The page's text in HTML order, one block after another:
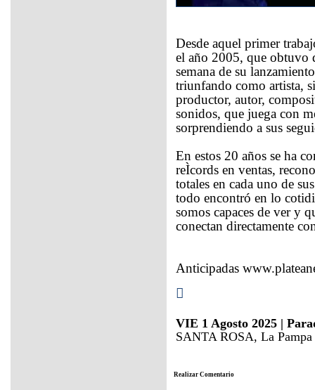
Desde aquel primer
el año 2005, que obtuvo
semana de su
triunfando como artista,
productor, autor,
sonidos, que juega con
sorprendiendo a sus
En estos 20 años se ha
reÌcords en ventas,
totales en cada uno de
todo encontró en lo
somos capaces de ver y
conectan directamente
Anticipadas
VIE 1 Agosto 2025 |
SANTA ROSA, La Pampa
Realizar Comentario